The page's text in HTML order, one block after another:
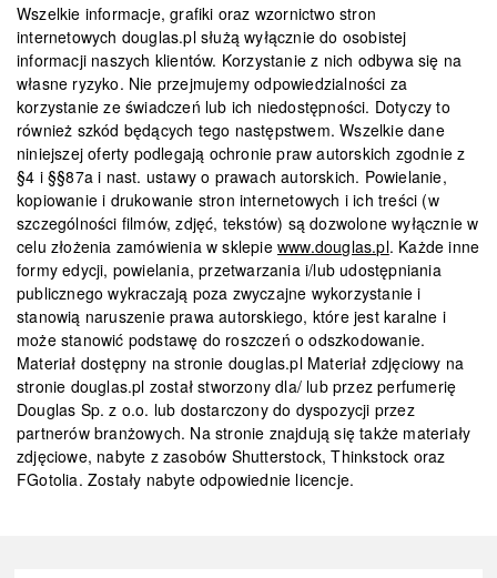
Wszelkie informacje, grafiki oraz wzornictwo stron
internetowych douglas.pl służą wyłącznie do osobistej
informacji naszych klientów. Korzystanie z nich odbywa się na
własne ryzyko. Nie przejmujemy odpowiedzialności za
korzystanie ze świadczeń lub ich niedostępności. Dotyczy to
również szkód będących tego następstwem. Wszelkie dane
niniejszej oferty podlegają ochronie praw autorskich zgodnie z
§4 i §§87a i nast. ustawy o prawach autorskich. Powielanie,
kopiowanie i drukowanie stron internetowych i ich treści (w
szczególności filmów, zdjęć, tekstów) są dozwolone wyłącznie w
celu złożenia zamówienia w sklepie www.douglas.pl. Każde inne
formy edycji, powielania, przetwarzania i/lub udostępniania
publicznego wykraczają poza zwyczajne wykorzystanie i
stanowią naruszenie prawa autorskiego, które jest karalne i
może stanowić podstawę do roszczeń o odszkodowanie.
Materiał dostępny na stronie douglas.pl Materiał zdjęciowy na
stronie douglas.pl został stworzony dla/ lub przez perfumerię
Douglas Sp. z o.o. lub dostarczony do dyspozycji przez
partnerów branżowych. Na stronie znajdują się także materiały
zdjęciowe, nabyte z zasobów Shutterstock, Thinkstock oraz
FGotolia. Zostały nabyte odpowiednie licencje.